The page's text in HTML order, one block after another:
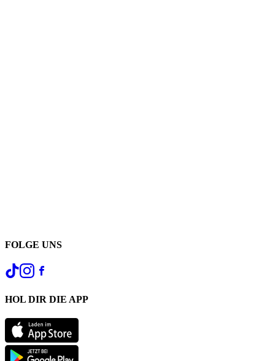
FOLGE UNS
HOL DIR DIE APP